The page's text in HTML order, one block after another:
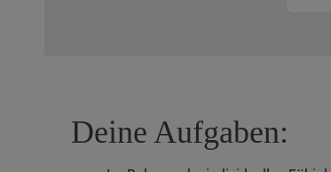
Deine Aufgaben: